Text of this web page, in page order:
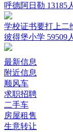
呼德阿日勒 13185
学校证书要打上二
彼得堡小学 59509
最新信息
附近信息
顺风车
求职招聘
二手车
房屋租售
生意转让